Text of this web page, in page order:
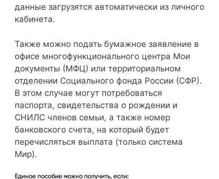
данные загрузятся автоматически из личного
кабинета.
Также можно подать бумажное заявление в
офисе многофункционального центра Мои
документы (МФЦ) или территориальном
отделении Социального фонда России (СФР).
В этом случае могут потребоваться
паспорта, свидетельства о рождении и
СНИЛС членов семьи, а также номер
банковского счета, на который будет
перечисляться выплата (только система
Мир).